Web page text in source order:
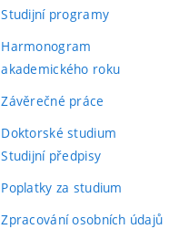
Studijní programy
Harmonogram
akademického roku
Závěrečné práce
Doktorské studium
Studijní předpisy
Poplatky za studium
Zpracování osobních údajů